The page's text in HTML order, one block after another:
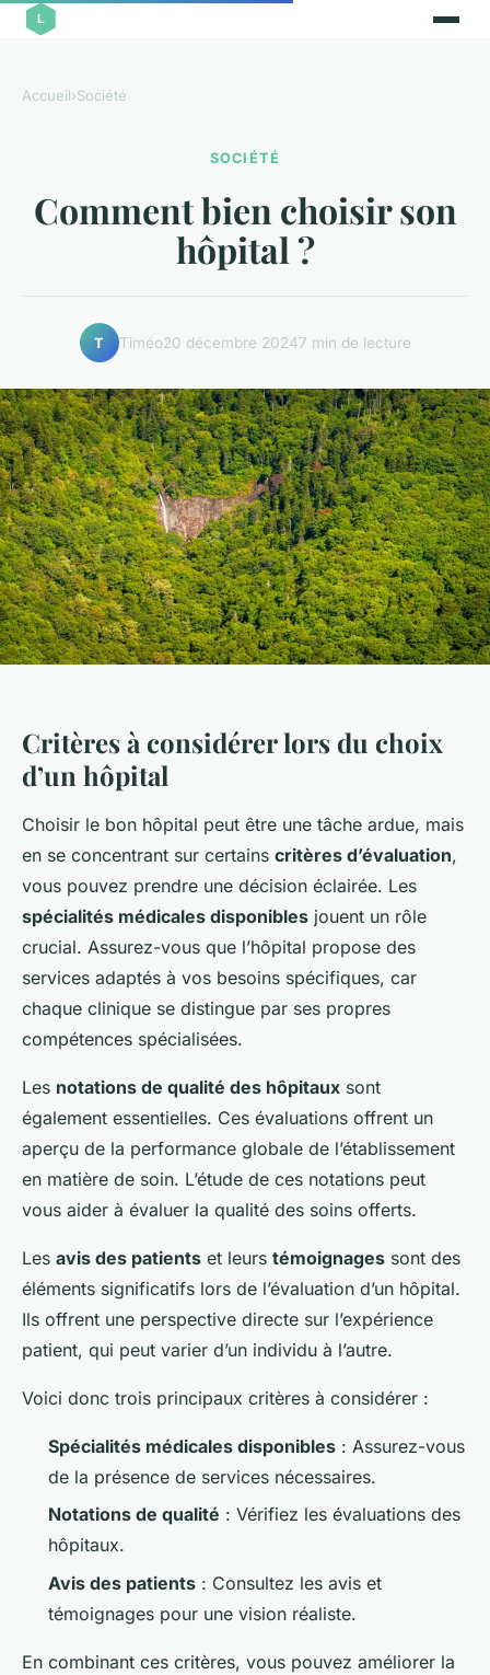
Accueil›Société
SOCIÉTÉ
Comment bien choisir son
hôpital ?
T Timéo20 décembre 20247 min de lecture
Critères à considérer lors du choix
d’un hôpital
Choisir le bon hôpital peut être une tâche ardue, mais
en se concentrant sur certains critères d’évaluation,
vous pouvez prendre une décision éclairée. Les
spécialités médicales disponibles jouent un rôle
crucial. Assurez-vous que l’hôpital propose des
services adaptés à vos besoins spécifiques, car
chaque clinique se distingue par ses propres
compétences spécialisées.
Les notations de qualité des hôpitaux sont
également essentielles. Ces évaluations offrent un
aperçu de la performance globale de l’établissement
en matière de soin. L’étude de ces notations peut
vous aider à évaluer la qualité des soins offerts.
Les avis des patients et leurs témoignages sont des
éléments significatifs lors de l’évaluation d’un hôpital.
Ils offrent une perspective directe sur l’expérience
patient, qui peut varier d’un individu à l’autre.
Voici donc trois principaux critères à considérer :
Spécialités médicales disponibles : Assurez-vous
de la présence de services nécessaires.
Notations de qualité : Vérifiez les évaluations des
hôpitaux.
Avis des patients : Consultez les avis et
témoignages pour une vision réaliste.
En combinant ces critères, vous pouvez améliorer la